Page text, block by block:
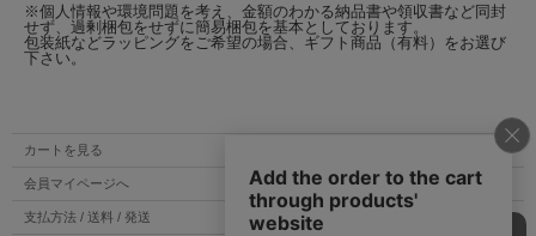
※個人情報や環境問題を考え、金額のわかる納品書や領収書など同封
せず、過剰梱包をせずに簡易梱包を基本としております。
包装紙などラッピングをご希望の場合、ギフト商品（有料）をお選び
下さい。
カートを見る
会員マイページへ
支払方法 / 送料 / 発送